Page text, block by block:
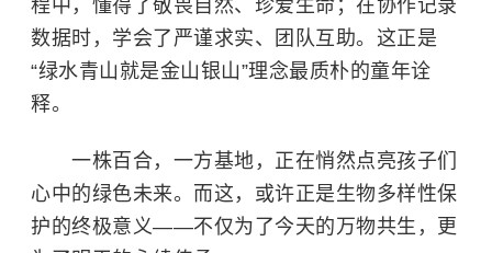
程中，懂得了敬畏自然、珍爱生命；在协作记录
数据时，学会了严谨求实、团队互助。这正是
“绿水青山就是金山银山”理念最质朴的童年诠
释。
一株百合，一方基地，正在悄然点亮孩子们
心中的绿色未来。而这，或许正是生物多样性保
护的终极意义——不仅为了今天的万物共生，更